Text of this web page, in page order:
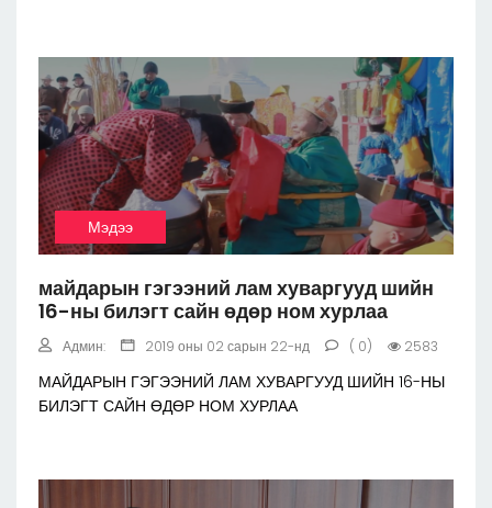
Мэдээ
майдарын гэгээний лам хуваргууд шийн
16-ны билэгт сайн өдөр ном хурлаа
Админ: 2019 оны 02 сарын 22-нд ( 0) 2583
МАЙДАРЫН ГЭГЭЭНИЙ ЛАМ ХУВАРГУУД ШИЙН 16-НЫ
БИЛЭГТ САЙН ӨДӨР НОМ ХУРЛАА